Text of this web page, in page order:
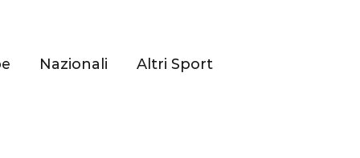
Nazionali Altri Sport